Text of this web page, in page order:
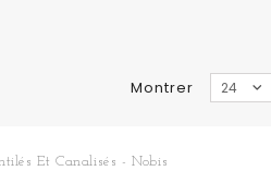
Montrer 24
Et Canalisés - Nobis